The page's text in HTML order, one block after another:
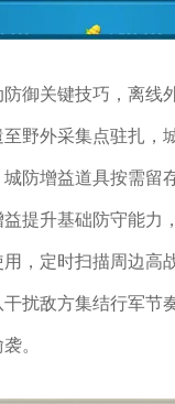
御关键技巧，离
野外采集点驻扎
防增益道具按需留
提升基础防守能
，定时扫描周边
扰敌方集结行军
。